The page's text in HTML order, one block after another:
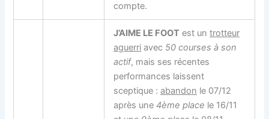
compte.
J’AIME LE FOOT est untrotteur
aguerri avec 50 courses à son
actif, mais ses récentes
performances laissent
sceptique :abandon le 07/12
après une4ème place le 16/11